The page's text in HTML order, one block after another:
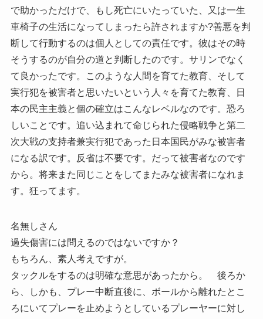
で助かっただけで、もし死亡にいたっていた、又は一生
車椅子の生活になってしまったら許されますか?善悪を判
断して行動するのは個人としての責任です。彼はその時
そうするのが自分の道と判断したのです。サリンでなく
て良かったです。このような人間を育てた教育、そして
実行犯を被害者と思いたいという人々を育てた教育、日
本の民主主義と個の確立はこんなレベルなのです。恐ろ
しいことです。追い込まれて命じられた侵略戦争と第二
次大戦の支持者兼実行犯であった日本国民がみな被害者
になる訳です。反省は不要です。だって被害者なのです
から。将来また同じことをしてまたみな被害者になれま
す。狂ってます。
名無しさん
過失傷害には問えるのではないですか？
もちろん、素人考えですが。
タックルをするのは明確な意思があったから。 後ろか
ら、しかも、プレー中断直後に、ボールから離れたとこ
ろにいてプレーを止めようとしているプレーヤーに対し